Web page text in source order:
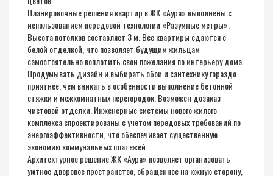
Планировочные решения квартир в ЖК «Aура» выполнены с
использованием передовой технологии «Разумные метры».
Высота потолков составляет 3 м. Все квартиры сдаются с
белой отделкой, что позволяет будущим жильцам
самостоятельно воплотить свои пожелания по интерьеру дома.
Продумывать дизайн и выбирать обои и сантехнику гораздо
приятнее, чем вникать в особенности выполнение бетонной
стяжки и межкомнатных перегородок. Возможен дозаказ
чистовой отделки. Инженерные системы нового жилого
комплекса спроектированы с учетом передовых требований по
энергоэффективности, что обеспечивает существенную
экономию коммунальных платежей.
Архитектурное решение ЖК «Aура» позволяет организовать
уютное дворовое пространство, обращенное на южную сторону,